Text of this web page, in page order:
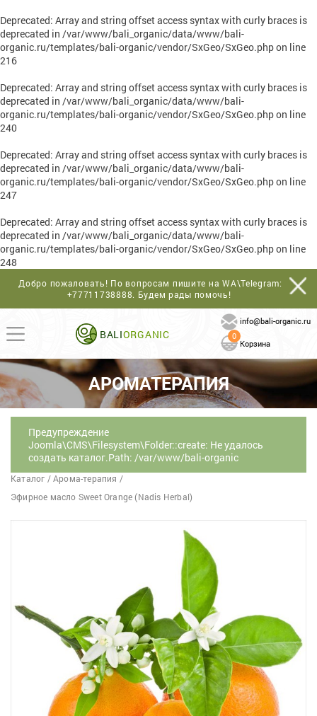
Deprecated: Array and string offset access syntax with curly braces is
deprecated in /var/www/bali_organic/data/www/bali-
organic.ru/templates/bali-organic/vendor/SxGeo/SxGeo.phpon line
216
Deprecated: Array and string offset access syntax with curly braces is
deprecated in /var/www/bali_organic/data/www/bali-
organic.ru/templates/bali-organic/vendor/SxGeo/SxGeo.phpon line
240
Deprecated: Array and string offset access syntax with curly braces is
deprecated in /var/www/bali_organic/data/www/bali-
organic.ru/templates/bali-organic/vendor/SxGeo/SxGeo.phpon line
247
Deprecated: Array and string offset access syntax with curly braces is
deprecated in /var/www/bali_organic/data/www/bali-
organic.ru/templates/bali-organic/vendor/SxGeo/SxGeo.phpon line
248
Добро пожаловать! По вопросам пишите на WA\Telegram:
+77711738888. Будем рады помочь!
BALIORGANIC
info@bali-organic.ru
0
Корзина
АРОМАТЕРАПИЯ
Предупреждение
Joomla\CMS\Filesystem\Folder::create: Не удалось
создать каталог.Path: /var/www/bali-organic
Каталог / Арома-терапия /
Эфирное масло Sweet Orange (Nadis Herbal)